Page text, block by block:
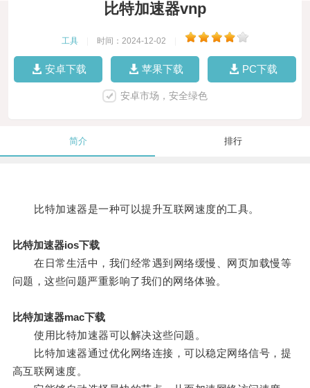
比特加速器vnp
工具 时间：2024-12-02
安卓下载 苹果下载 PC下载
安卓市场，安全绿色
简介 排行
比特加速器是一种可以提升互联网速度的工具。
比特加速器ios下载
在日常生活中，我们经常遇到网络缓慢、网页加载慢等
问题，这些问题严重影响了我们的网络体验。
比特加速器mac下载
使用比特加速器可以解决这些问题。
比特加速器通过优化网络连接，可以稳定网络信号，提
高互联网速度。